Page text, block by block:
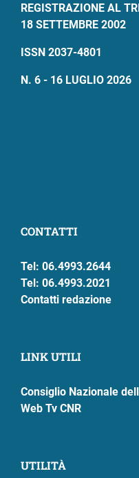
REGISTRAZIONE AL
18 SETTEMBRE 2002
ISSN 2037-4801
N. 6 - 16 LUGLIO 2026
CONTATTI
Tel: 06.4993.2644
Tel: 06.4993.2021
Contatti redazione
LINK UTILI
Consiglio Nazionale
Web Tv CNR
UTILITÀ